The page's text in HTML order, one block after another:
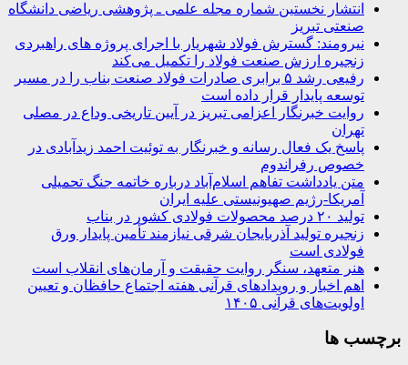
انتشار نخستین شماره مجله علمی ـ پژوهشی ریاضی دانشگاه
صنعتی تبریز
نیرومند: گسترش فولاد شهریار با اجرای پروژه های راهبردی
زنجیره ارزش صنعت فولاد را تکمیل می‌کند
رفیعی رشد ۵ برابری صادرات فولاد صنعت بناب را در مسیر
توسعه پایدار قرار داده است
روایت خبرنگار اعزامی تبریز در آیین تاریخی وداع در مصلی
تهران
پاسخ یک فعال رسانه و خبرنگار به توئیت احمد زیدآبادی در
خصوص رفراندوم
متن یادداشت تفاهم اسلام‌آباد درباره خاتمه جنگ تحمیلی
آمریکا-رژیم صهیونیستی علیه ایران
تولید ۲۰ درصد محصولات فولادی کشور در بناب
زنجیره تولید آذربایجان شرقی نیازمند تأمین پایدار ورق
فولادی است
هنر متعهد، سنگر روایت حقیقت و آرمان‌های انقلاب است
اهم اخبار و رویدادهای قرآنی هفته اجتماع حافظان و تعیین
اولویت‌های قرآنی ۱۴۰۵
برچسب ها